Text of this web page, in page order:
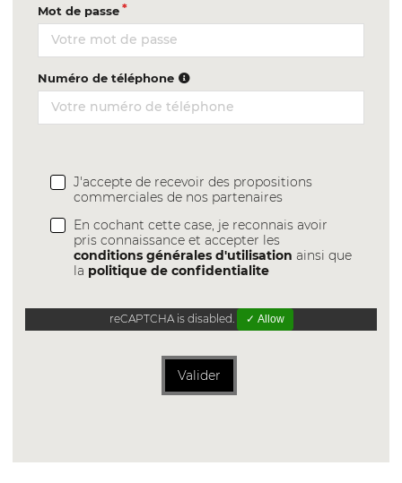
Mot de passe
Numéro de téléphone
J'accepte de recevoir des propositions
commerciales de nos partenaires
En cochant cette case, je reconnais avoir
pris connaissance et accepter les
conditions générales d'utilisation ainsi que
la politique de confidentialite
reCAPTCHA is disabled. ✓ Allow
Valider